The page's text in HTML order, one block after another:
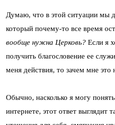
Думаю, что в этой ситуации мы
который почему-то все время
вообще нужна Церковь? Если я
получить благословение ее
меня действия, то зачем мне
Обычно, насколько я могу
интернете, этот ответ